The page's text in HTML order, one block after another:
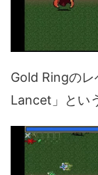
Gold Ringの
Lancet」とい